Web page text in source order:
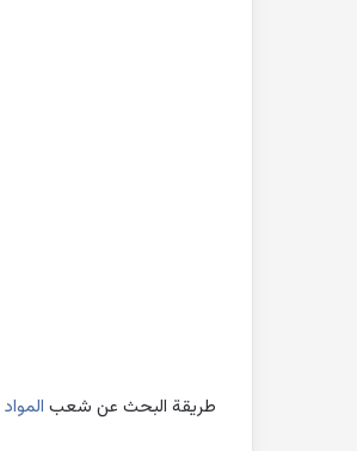
طريقة البحث عن شعب المواد